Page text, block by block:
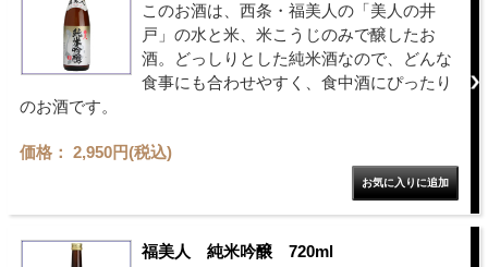
このお酒は、西条・福美人の「美人の井
戸」の水と米、米こうじのみで醸したお
酒。どっしりとした純米酒なので、どんな
食事にも合わせやすく、食中酒にぴったり
のお酒です。
価格： 2,950円(税込)
福美人 純米吟醸 720ml